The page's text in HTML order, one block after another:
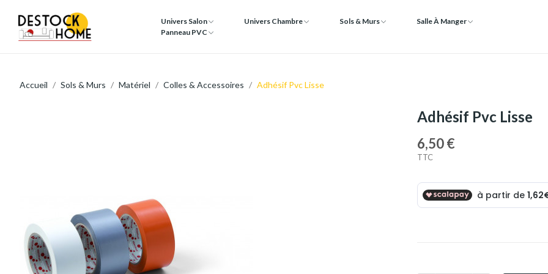
Univers Salon Univers Chambre Sols & Murs
Salle À Manger
Panneau PVC
Accueil Sols & Murs Matériel Colles & Accessoires Adhésif Pvc Lisse
Adhésif Pvc Lisse
6,50 €
TTC